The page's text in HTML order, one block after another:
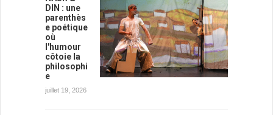
DIN : une
parenthès
e poétique
où
l'humour
côtoie la
philosophi
e
juillet 19, 2026